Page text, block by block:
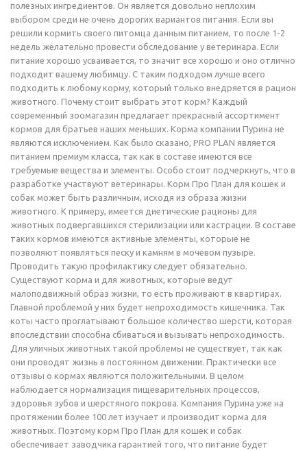
полезных ингредиентов. Он является довольно неплохим
выбором среди не очень дорогих вариантов питания. Если вы
решили кормить своего питомца данным питанием, то после 1-2
недель желательно провести обследование у ветеринара. Если
питание хорошо усваивается, то значит все хорошо и оно отлично
подходит вашему любимцу. С таким подходом лучше всего
подходить к любому корму, который только внедряется в рацион
животного. Почему стоит выбрать этот корм? Каждый
современный зоомагазин предлагает прекрасный ассортимент
кормов для братьев наших меньших. Корма компании Пурина не
являются исключением. Как было сказано, PRO PLAN является
питанием премиум класса, так как в составе имеются все
требуемые вещества и элементы. Особо стоит подчеркнуть, что в
разработке участвуют ветеринары. Корм Про План для кошек и
собак может быть различным, исходя из образа жизни
животного. К примеру, имеется диетические рационы для
животных подвергавшихся стерилизации или кастрации. В составе
таких кормов имеются активные элементы, которые не
позволяют появляться песку и камням в мочевом пузыре.
Проводить такую профилактику следует обязательно.
Существуют корма и для животных, которые ведут
малоподвижный образ жизни, то есть проживают в квартирах.
Главной проблемой у них будет непроходимость кишечника. Так
коты часто проглатывают большое количество шерсти, которая
впоследствии способна сбиваться и вызывать непроходимость.
Для уличных животных такой проблемы не существует, так как
они проводят жизнь в постоянном движении. Практически все
отзывы о кормах являются положительными. В целом
наблюдается нормализация пищеварительных процессов,
здоровья зубов и шерстяного покрова. Компания Пурина уже на
протяжении более 100 лет изучает и производит корма для
животных. Поэтому корм Про План для кошек и собак
обеспечивает заводчика гарантией того, что питание будет